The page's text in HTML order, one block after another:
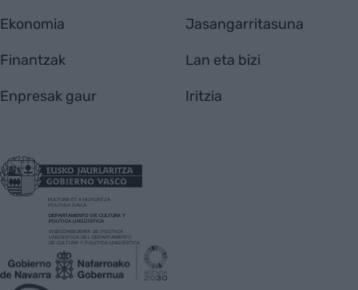
Ekonomia
Finantzak
Enpresak gaur
Jasangarritasuna
Lan eta bizi
Iritzia